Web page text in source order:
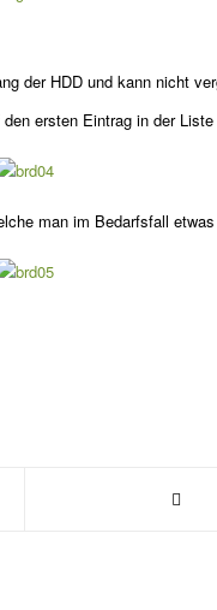
der HDD und kann nicht
ersten Eintrag in der
man im Bedarfsfall